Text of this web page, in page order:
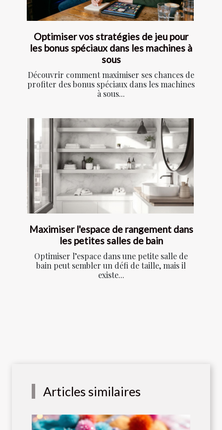
Optimiser vos stratégies de jeu pour
les bonus spéciaux dans les machines à
sous
Découvrir comment maximiser ses chances de
profiter des bonus spéciaux dans les machines
à sous...
Maximiser l'espace de rangement dans
les petites salles de bain
Optimiser l’espace dans une petite salle de
bain peut sembler un défi de taille, mais il
existe...
Articles similaires